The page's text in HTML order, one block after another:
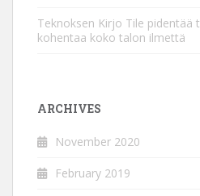
Teknoksen Kirjo Tile pidentää
kohentaa koko talon ilmettä
ARCHIVES
November 2020
February 2019